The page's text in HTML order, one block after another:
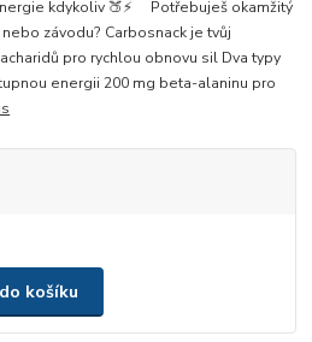
kdykoliv 🍑⚡ Potřebuješ okamžitý
závodu? Carbosnack je tvůj
pro rychlou obnovu sil Dva typy
energii 200 mg beta-alaninu pro
košíku